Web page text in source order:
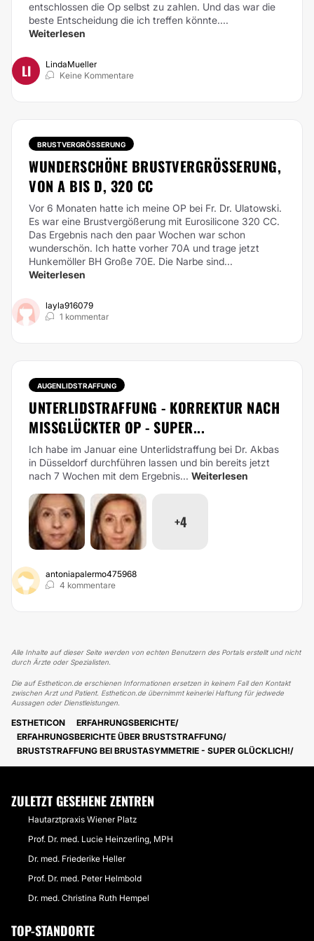
entschlossen die Op selbst zu zahlen. Und das war die
beste Entscheidung die ich treffen könnte....
Weiterlesen
LI
LindaMueller
Keine Kommentare
BRUSTVERGRÖSSERUNG
WUNDERSCHÖNE BRUSTVERGRÖSSERUNG, V
ON A BIS D, 320 CC
Vor 6 Monaten hatte ich meine OP bei Fr. Dr. Ulatowski.
Es war eine Brustvergößerung mit Eurosilicone 320 CC.
Das Ergebnis nach den paar Wochen war schon
wunderschön. Ich hatte vorher 70A und trage jetzt
Hunkemöller BH Große 70E. Die Narbe sind...
Weiterlesen
layla916079
1 kommentar
AUGENLIDSTRAFFUNG
UNTERLIDSTRAFFUNG - KORREKTUR NACH
MISSGLÜCKTER OP - SUPER...
Ich habe im Januar eine Unterlidstraffung bei Dr. Akbas
in Düsseldorf durchführen lassen und bin bereits jetzt
nach 7 Wochen mit dem Ergebnis... Weiterlesen
+4
antoniapalermo475968
4 kommentare
Alle Inhalte auf dieser Seite werden von echten Benutzern des Portals erstellt und nicht
durch Ärzte oder Spezialisten.
Die auf Estheticon.de erschienen Informationen ersetzen in keinem Fall den Kontakt
zwischen Arzt und Patient. Estheticon.de übernimmt keinerlei Haftung für jedwede
Aussagen oder Dienstleistungen.
ESTHETICON
ERFAHRUNGSBERICHTE
ERFAHRUNGSBERICHTE ÜBER BRUSTSTRAFFUNG
BRUSTSTRAFFUNG BEI BRUSTASYMMETRIE - SUPER GLÜCKLICH!
ZULETZT GESEHENE ZENTREN
Hautarztpraxis Wiener Platz
Prof. Dr. med. Lucie Heinzerling, MPH
Dr. med. Friederike Heller
Prof. Dr. med. Peter Helmbold
Dr. med. Christina Ruth Hempel
TOP-STANDORTE